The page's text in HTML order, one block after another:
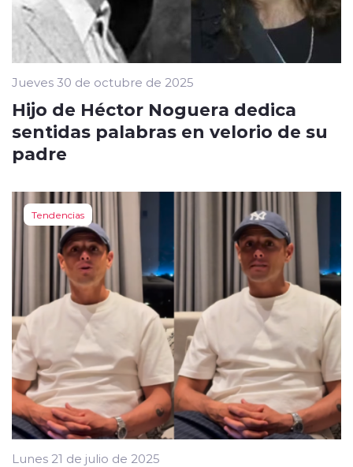
Jueves 30 de octubre de 2025
Hijo de Héctor Noguera dedica
sentidas palabras en velorio de su
padre
Tendencias
Lunes 21 de julio de 2025